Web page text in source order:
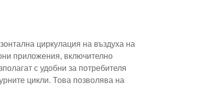
циркулация на въздуха на
приложения, включително
с удобни за потребителя
цикли. Това позволява на